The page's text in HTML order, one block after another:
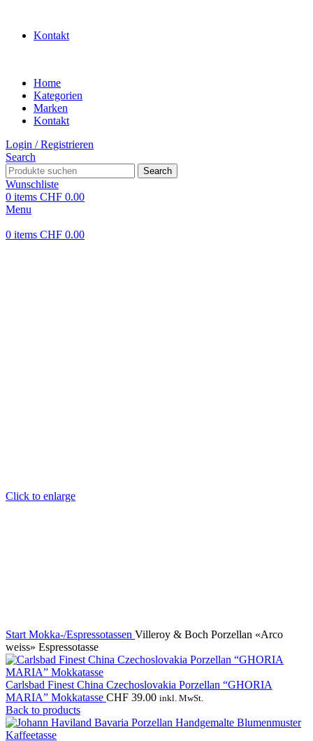
Kontakt
Home
Kategorien
Marken
Kontakt
Login / Registrieren
Search
Search
Wunschliste
0 items CHF 0.00
Menu
0 items CHF 0.00
Click to enlarge
Start Mokka-/Espressotassen Villeroy & Boch Porzellan «Arco
weiss» Espressotasse
Carlsbad Finest China Czechoslovakia Porzellan “GHORIA
MARIA” Mokkatasse CHF 39.00 inkl. MwSt.
Back to products